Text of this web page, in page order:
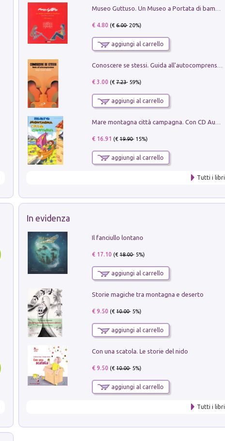
€ 4.80 (€6.00- 20%)
aggiungi al carrello
€ 3.00 (€7.23- 59%)
aggiungi al carrello
€ 16.91 (€19.90- 15%)
aggiungi al carrello
Tutti i libri
In evidenza
Il fanciullo lontano
€ 17.10 (€18.00- 5%)
aggiungi al carrello
Storie magiche tra montagna e deserto
€ 9.50 (€10.00- 5%)
aggiungi al carrello
Con una scatola. Le storie del nido
€ 9.50 (€10.00- 5%)
aggiungi al carrello
Tutti i libri